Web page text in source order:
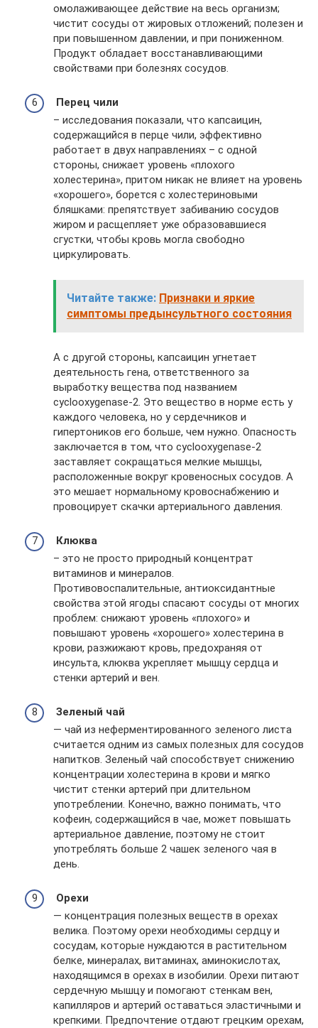
омолаживающее действие на весь организм;
чистит сосуды от жировых отложений; полезен и
при повышенном давлении, и при пониженном.
Продукт обладает восстанавливающими
свойствами при болезнях сосудов.
Перец чили
– исследования показали, что капсаицин,
содержащийся в перце чили, эффективно
работает в двух направлениях – с одной
стороны, снижает уровень «плохого
холестерина», притом никак не влияет на уровень
«хорошего», борется с холестериновыми
бляшками: препятствует забиванию сосудов
жиром и расщепляет уже образовавшиеся
сгустки, чтобы кровь могла свободно
циркулировать.
Читайте также: Признаки и яркие
симптомы предынсультного состояния
А с другой стороны, капсаицин угнетает
деятельность гена, ответственного за
выработку вещества под названием
cyclooxygenase-2. Это вещество в норме есть у
каждого человека, но у сердечников и
гипертоников его больше, чем нужно. Опасность
заключается в том, что cyclooxygenase-2
заставляет сокращаться мелкие мышцы,
расположенные вокруг кровеносных сосудов. А
это мешает нормальному кровоснабжению и
провоцирует скачки артериального давления.
Клюква
– это не просто природный концентрат
витаминов и минералов.
Противовоспалительные, антиоксидантные
свойства этой ягоды спасают сосуды от многих
проблем: снижают уровень «плохого» и
повышают уровень «хорошего» холестерина в
крови, разжижают кровь, предохраняя от
инсульта, клюква укрепляет мышцу сердца и
стенки артерий и вен.
Зеленый чай
— чай из неферментированного зеленого листа
считается одним из самых полезных для сосудов
напитков. Зеленый чай способствует снижению
концентрации холестерина в крови и мягко
чистит стенки артерий при длительном
употреблении. Конечно, важно понимать, что
кофеин, содержащийся в чае, может повышать
артериальное давление, поэтому не стоит
употреблять больше 2 чашек зеленого чая в
день.
Орехи
— концентрация полезных веществ в орехах
велика. Поэтому орехи необходимы сердцу и
сосудам, которые нуждаются в растительном
белке, минералах, витаминах, аминокислотах,
находящимся в орехах в изобилии. Орехи питают
сердечную мышцу и помогают стенкам вен,
капилляров и артерий оставаться эластичными и
крепкими. Предпочтение отдают грецким орехам,